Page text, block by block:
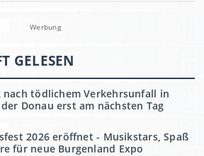
Werbung
GELESEN
nach tödlichem Verkehrsunfall in
Donau erst am nächsten Tag
2026 eröffnet - Musikstars, Spaß
für neue Burgenland Expo